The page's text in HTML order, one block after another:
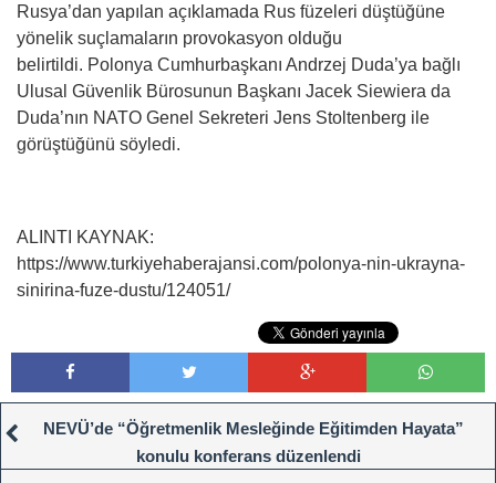
Rusya’dan yapılan açıklamada Rus füzeleri düştüğüne
yönelik suçlamaların provokasyon olduğu
belirtildi. Polonya Cumhurbaşkanı Andrzej Duda’ya bağlı
Ulusal Güvenlik Bürosunun Başkanı Jacek Siewiera da
Duda’nın NATO Genel Sekreteri Jens Stoltenberg ile
görüştüğünü söyledi.
ALINTI KAYNAK:
https://www.turkiyehaberajansi.com/polonya-nin-ukrayna-
sinirina-fuze-dustu/124051/
NEVÜ’de “Öğretmenlik Mesleğinde Eğitimden Hayata”
konulu konferans düzenlendi